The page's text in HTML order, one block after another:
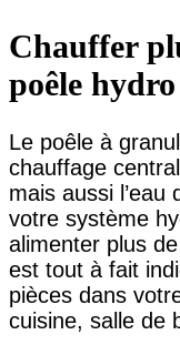
Chauffer
poêle
Le poêle à
chauffage
mais aussi
votre système
alimenter plus
est tout à fait
pièces dans
cuisine, salle de